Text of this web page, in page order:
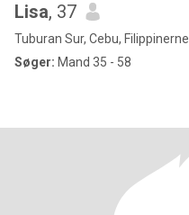
Lisa, 37
Tuburan Sur, Cebu, Filippinerne
Søger: Mand 35 - 58